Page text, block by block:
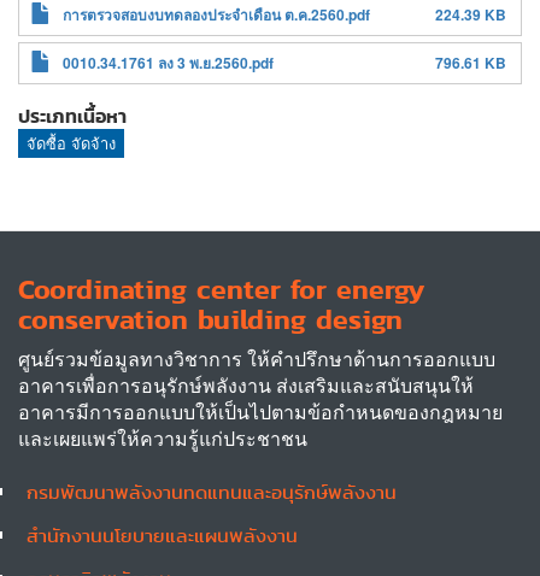
การตรวจสอบงบทดลองประจำเดือน ต.ค.2560.pdf 224.39 KB
0010.34.1761 ลง 3 พ.ย.2560.pdf 796.61 KB
ประเภทเนื้อหา
จัดซื้อ จัดจ้าง
Coordinating center for energy
conservation building design
ศูนย์รวมข้อมูลทางวิชาการ ให้คำปรึกษาด้านการออกแบบ
อาคารเพื่อการอนุรักษ์พลังงาน ส่งเสริมและสนับสนุนให้
อาคารมีการออกแบบให้เป็นไปตามข้อกำหนดของกฎหมาย
และเผยแพร่ให้ความรู้แก่ประชาชน
Other
กรมพัฒนาพลังงานทดแทนและอนุรักษ์พลังงาน
สำนักงานนโยบายและแผนพลังงาน